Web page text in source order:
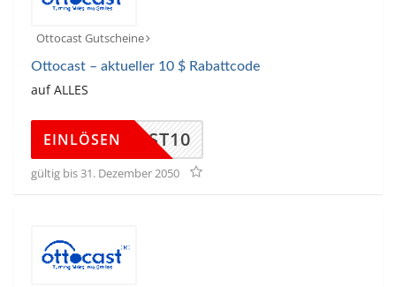
Ottocast Gutscheine
Ottocast – aktueller 10 $ Rabattcode
auf ALLES
TOCAST10
EINLÖSEN
gültig bis 31. Dezember 2050